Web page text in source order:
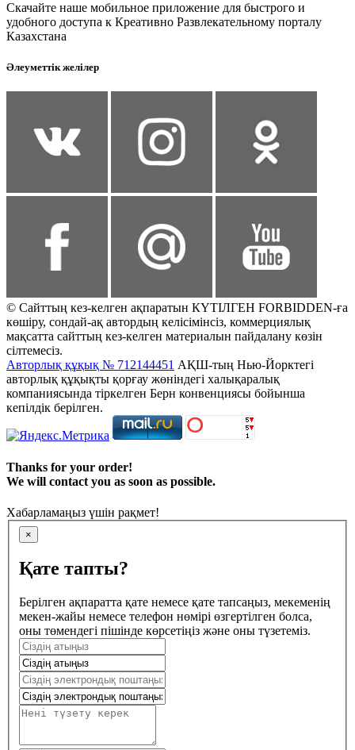
Скачайте наше мобильное приложение для быстрого и
удобного доступа к Креативно Развлекательному порталу
Казахстана
Әлеуметтік желілер
© Сайттың кез-келген ақпаратын КҮТІЛГЕН FORBIDDEN-ға
көшіру, сондай-ақ автордың келісімінсіз, коммерциялық
мақсатта сайттың кез-келген материалын пайдалану көзін
сілтемесіз.
Авторлық құқық № 712144451 АҚШ-тың Нью-Йорктегі
авторлық құқықты қорғау жөніндегі халықаралық
компаниясында тіркелген Берн конвенциясы бойынша
кепілдік берілген.
Thanks for your order!
We will contact you as soon as possible.
Хабарламаңыз үшін рақмет!
×
Қате тапты?
Берілген ақпаратта қате немесе қате тапсаңыз, мекеменің
мекен-жайы немесе телефон нөмірі өзгертілген болса,
оны төмендегі пішінде көрсетіңіз және оны түзетеміз.